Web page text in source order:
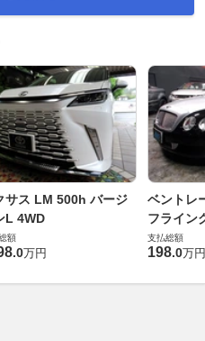
サス LM 500h バージ
L 4WD
額
.0万円
ベントレ
フライン
支払総額
198.0万円